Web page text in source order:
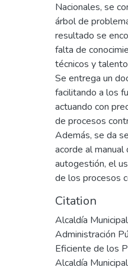
Nacionales, se
árbol de
resultado se
falta de
técnicos y
Se entrega un
facilitando a los
actuando con
de procesos
Además, se da
acorde al manual
autogestión, el
de los procesos
Citation
Alcaldía
Administración
Eficiente de los
Alcaldía